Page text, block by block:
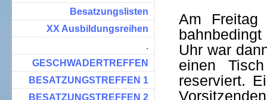
Am Freitag
Uhr war
einen
reserviert.
Besatzungslisten
XX Ausbildungsreihen
.
GESCHWADERTREFFEN
BESATZUNGSTREFFEN 1
BESATZUNGSTREFFEN 2